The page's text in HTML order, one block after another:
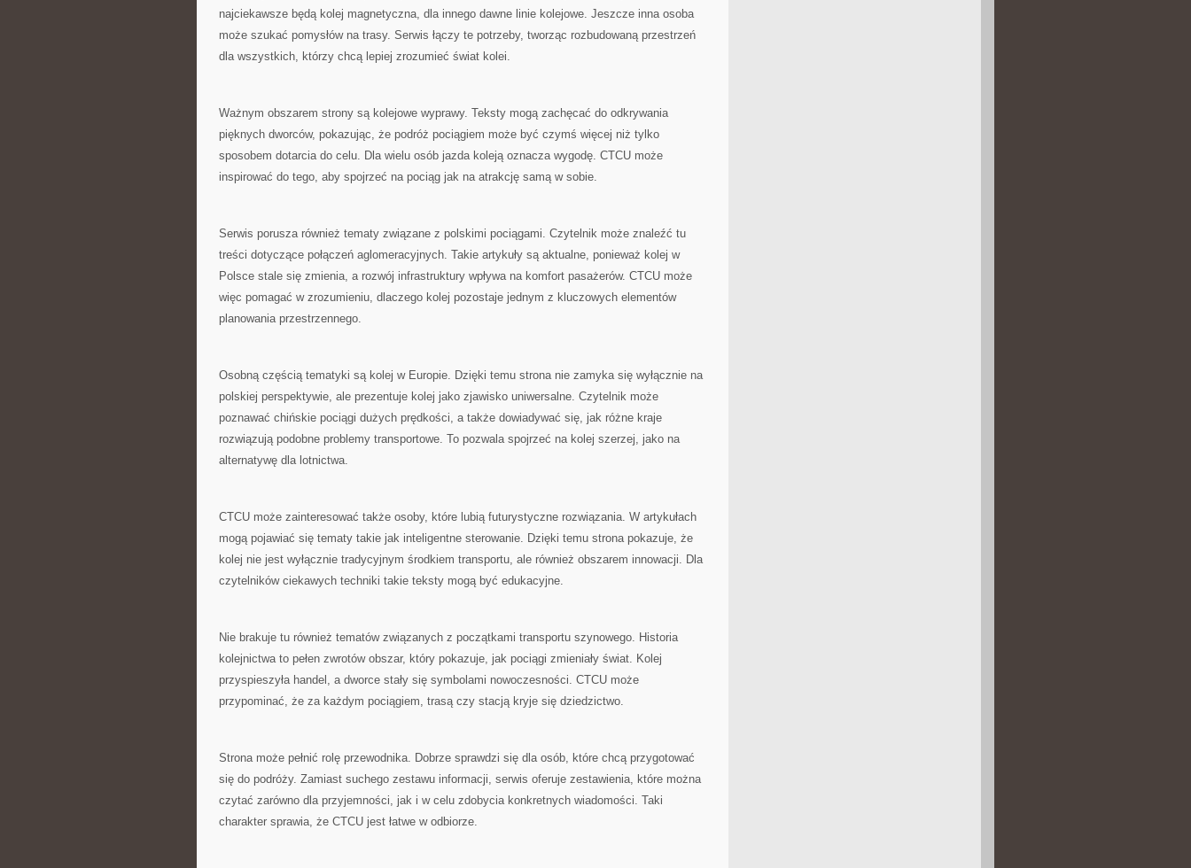
najciekawsze będą kolej magnetyczna, dla innego dawne linie kolejowe. Jeszcze inna osoba
może szukać pomysłów na trasy. Serwis łączy te potrzeby, tworząc rozbudowaną przestrzeń
dla wszystkich, którzy chcą lepiej zrozumieć świat kolei.
Ważnym obszarem strony są kolejowe wyprawy. Teksty mogą zachęcać do odkrywania
pięknych dworców, pokazując, że podróż pociągiem może być czymś więcej niż tylko
sposobem dotarcia do celu. Dla wielu osób jazda koleją oznacza wygodę. CTCU może
inspirować do tego, aby spojrzeć na pociąg jak na atrakcję samą w sobie.
Serwis porusza również tematy związane z polskimi pociągami. Czytelnik może znaleźć tu
treści dotyczące połączeń aglomeracyjnych. Takie artykuły są aktualne, ponieważ kolej w
Polsce stale się zmienia, a rozwój infrastruktury wpływa na komfort pasażerów. CTCU może
więc pomagać w zrozumieniu, dlaczego kolej pozostaje jednym z kluczowych elementów
planowania przestrzennego.
Osobną częścią tematyki są kolej w Europie. Dzięki temu strona nie zamyka się wyłącznie na
polskiej perspektywie, ale prezentuje kolej jako zjawisko uniwersalne. Czytelnik może
poznawać chińskie pociągi dużych prędkości, a także dowiadywać się, jak różne kraje
rozwiązują podobne problemy transportowe. To pozwala spojrzeć na kolej szerzej, jako na
alternatywę dla lotnictwa.
CTCU może zainteresować także osoby, które lubią futurystyczne rozwiązania. W artykułach
mogą pojawiać się tematy takie jak inteligentne sterowanie. Dzięki temu strona pokazuje, że
kolej nie jest wyłącznie tradycyjnym środkiem transportu, ale również obszarem innowacji. Dla
czytelników ciekawych techniki takie teksty mogą być edukacyjne.
Nie brakuje tu również tematów związanych z początkami transportu szynowego. Historia
kolejnictwa to pełen zwrotów obszar, który pokazuje, jak pociągi zmieniały świat. Kolej
przyspieszyła handel, a dworce stały się symbolami nowoczesności. CTCU może
przypominać, że za każdym pociągiem, trasą czy stacją kryje się dziedzictwo.
Strona może pełnić rolę przewodnika. Dobrze sprawdzi się dla osób, które chcą przygotować
się do podróży. Zamiast suchego zestawu informacji, serwis oferuje zestawienia, które można
czytać zarówno dla przyjemności, jak i w celu zdobycia konkretnych wiadomości. Taki
charakter sprawia, że CTCU jest łatwe w odbiorze.